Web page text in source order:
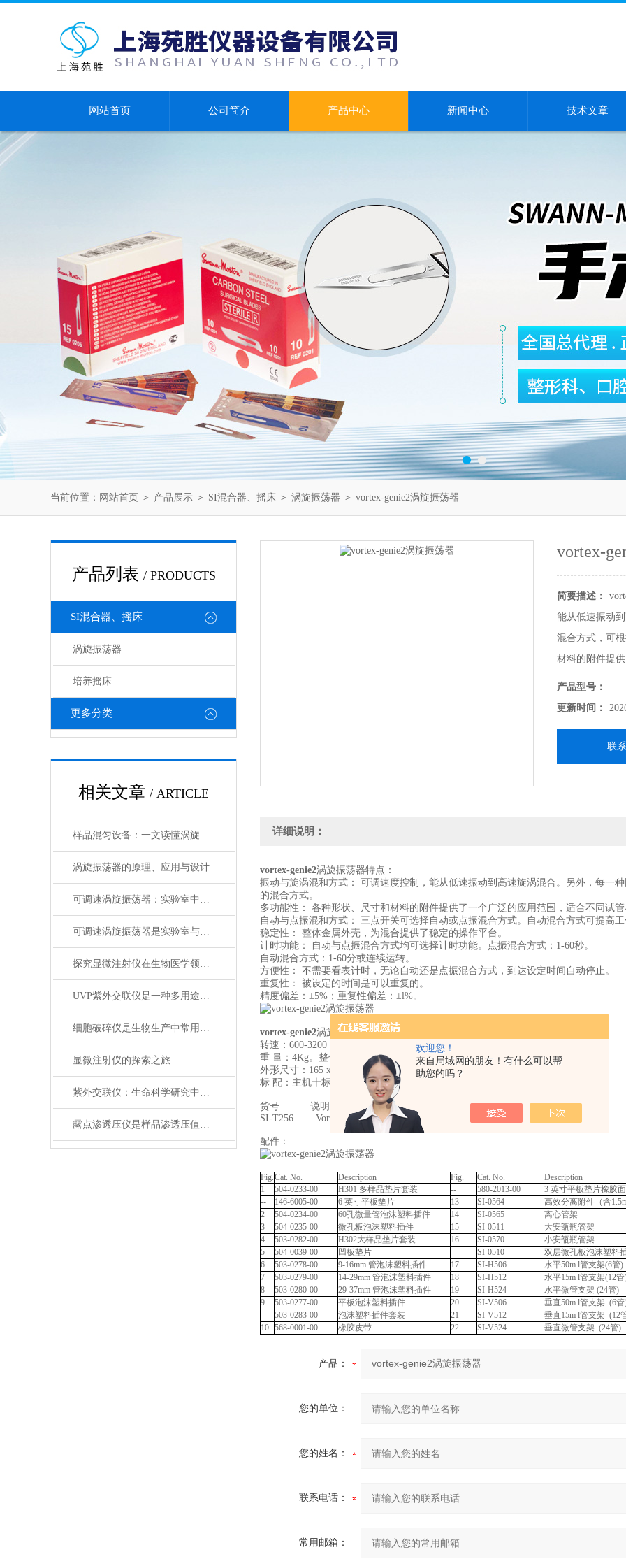
欢迎您！
来自局域网的朋友！有什么可以帮
助您的吗？
网站首页 公司简介 产品中心 新闻中心 技术文章
当前位置： 网站首页 ＞ 产品展示 ＞ SI混合器、摇床 ＞ 涡旋振荡器 ＞ vortex-genie2涡旋振荡器
产品列表 / PRODUCTS
SI混合器、摇床
涡旋振荡器
培养摇床
更多分类
相关文章 / ARTICLE
样品混匀设备：一文读懂涡旋振荡器
涡旋振荡器的原理、应用与设计
可调速涡旋振荡器：实验室中的“液体舞者”
可调速涡旋振荡器是实验室与工业生产的灵活多面手
探究显微注射仪在生物医学领域的应用
UVP紫外交联仪是一种多用途的254nm紫外辐射系统
细胞破碎仪是生物生产中常用的破碎仪器
显微注射仪的探索之旅
紫外交联仪：生命科学研究中的多面手
露点渗透压仪是样品渗透压值测量的理想仪器
vortex-
简要描述：
能从低速振动
混合方式，可
材料的附件提
产品型号：
更新时间：
联
详细说明：
vortex-genie2涡旋振荡器特点：
振动与旋涡混和方式： 可调速度控制，能从低速振动到高速旋涡混合。另外，每一
的混合方式。
多功能性： 各种形状、尺寸和材料的附件提供了一个广泛的应用范围，适合不同试
自动与点振混和方式： 三点开关可选择自动或点振混合方式。自动混合方式可提高工
稳定性： 整体金属外壳，为混合提供了稳定的操作平台。
计时功能： 自动与点振混合方式均可选择计时功能。点振混合方式：1-60秒。
自动混合方式：1-60分或连续运转。
方便性： 不需要看表计时，无论自动还是点振混合方式，到达设定时间自动停止。
重复性： 被设定的时间是可以重复的。
精度偏差：±5%；重复性偏差：±l%。
vortex-genie2涡旋振荡器参数：
转速：600-3200 rpm
重 量：4Kg。整体金属铸造，橡胶底脚
外形尺寸：165 x 122 x165mm
标 配：主机十标准垫片+3英寸平板垫片
货号 说明
SI-T256 Vortex-Genie 2T, 230V - European Plug
配件：
Fig.Cat. No. Description Fig. Cat. No.
Description
1
504-0233-00 H301 多样品垫片套装 -- 580-2013-00
3 英寸平板垫片橡胶面
--
146-6005-00 6 英寸平板垫片 13 SI-0564
高效分离附件（含
2
504-0234-00 60孔微量管泡沫塑料插件 14 SI-0565
离心管架
3
504-0235-00 微孔板泡沫塑料插件 15 SI-0511
大安瓿瓶管架
4
503-0282-00 H302大样品垫片套装 16 SI-0570
小安瓿瓶管架
5
504-0039-00 凹板垫片 -- SI-0510
双层微孔板泡沫塑料
6
503-0278-00 9-16mm 管泡沫塑料插件 17 SI-H506
水平50m l管支架(6管)
7
503-0279-00 14-29mm 管泡沫塑料插件 18 SI-H512
水平15m l管支架(12
8
503-0280-00 29-37mm 管泡沫塑料插件 19 SI-H524
水平微管支架 (24管)
9
503-0277-00 平板泡沫塑料插件 20 SI-V506
垂直50m l管支架 (6管
--
503-0283-00 泡沫塑料插件套装 21 SI-V512
垂直15m l管支架 (12
10 568-0001-00 橡胶皮带 22 SI-V524 垂直微管支架 (24管)
产品：
您的单位：
您的姓名：
联系电话：
常用邮箱：